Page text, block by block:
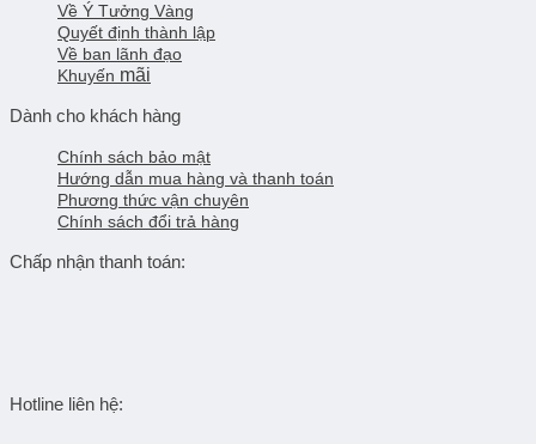
Về Ý Tưởng Vàng
Quyết định thành lập
Về ban lãnh đạo
Khuyến mãi
Dành cho khách hàng
Chính sách bảo mật
Hướng dẫn mua hàng và thanh toán
Phương thức vận chuyên
Chính sách đổi trả hàng
Chấp nhận thanh toán:
Hotline liên hệ: